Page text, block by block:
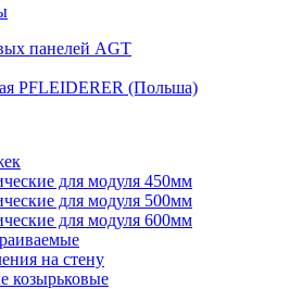
панелей AGT
PFLEIDERER (Польша)
для модуля 450мм
для модуля 500мм
для модуля 600мм
на стену
козырьковые